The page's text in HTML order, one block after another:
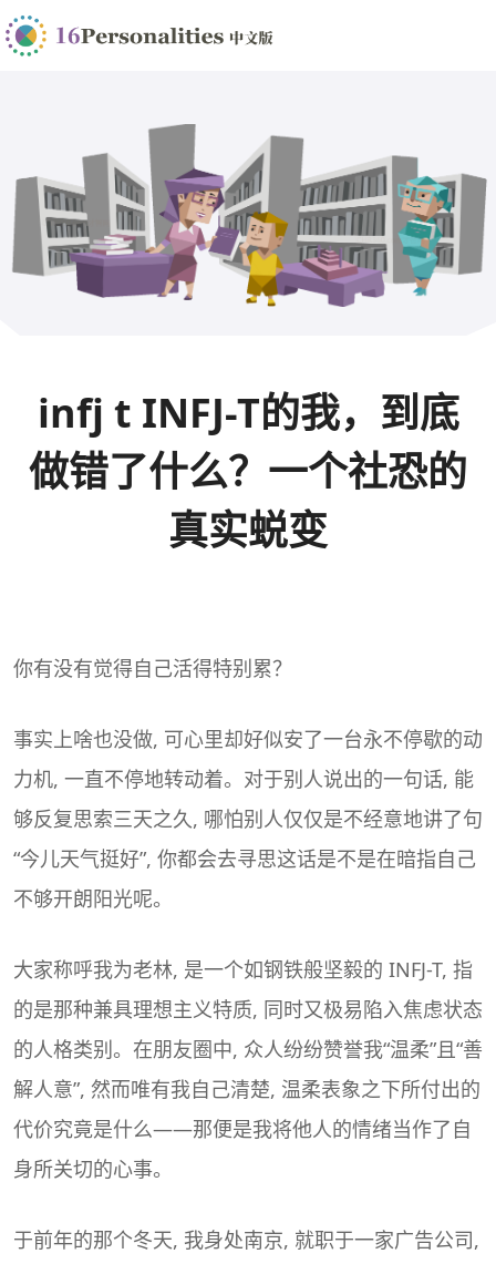
infj t INFJ-T的我，到底
做错了什么？一个社恐的
真实蜕变
你有没有觉得自己活得特别累？
事实上啥也没做, 可心里却好似安了一台永不停歇的动
力机, 一直不停地转动着。对于别人说出的一句话, 能
够反复思索三天之久, 哪怕别人仅仅是不经意地讲了句
“今儿天气挺好”, 你都会去寻思这话是不是在暗指自己
不够开朗阳光呢。
大家称呼我为老林, 是一个如钢铁般坚毅的 INFJ-T, 指
的是那种兼具理想主义特质, 同时又极易陷入焦虑状态
的人格类别。在朋友圈中, 众人纷纷赞誉我“温柔”且“善
解人意”, 然而唯有我自己清楚, 温柔表象之下所付出的
代价究竟是什么——那便是我将他人的情绪当作了自
身所关切的心事。
于前年的那个冬天, 我身处南京, 就职于一家广告公司,